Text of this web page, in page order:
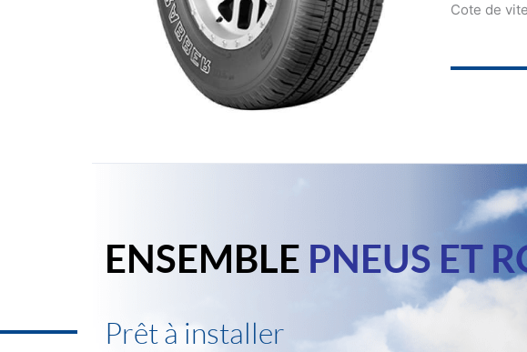
Cote de
ENSEMBLE PNEUS ET
Prêt à installer